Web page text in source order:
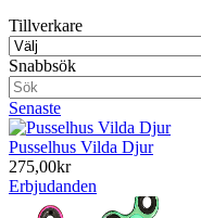
Tillverkare
Snabbsök
Senaste
Pusselhus Vilda Djur
275,00kr
Erbjudanden